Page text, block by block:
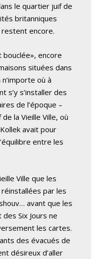
le quartier juif de
britanniques
encore.
bouclée», encore
situées dans
où à
s’y s’installer des
de l’époque –
la Vieille Ville, où
avait pour
entre les
Ville que les
par les
avant que les
Six Jours ne
les cartes.
des évacués de
désireux d’aller